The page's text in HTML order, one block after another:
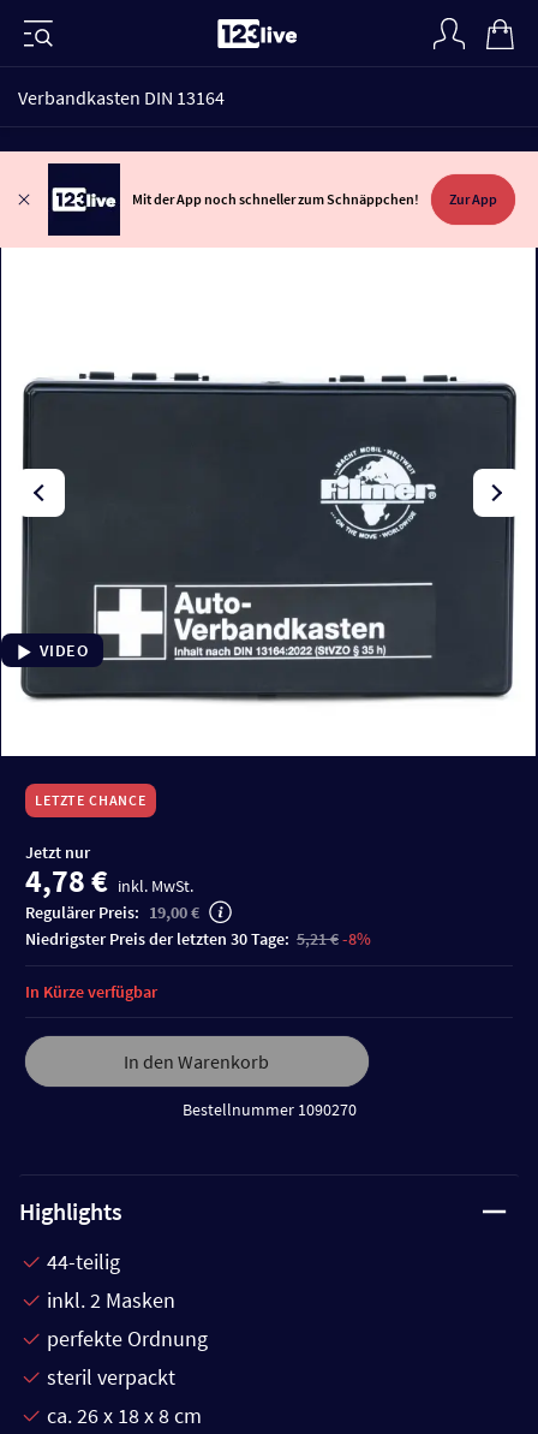
Verbandkasten DIN 13164
Mit der App noch schneller zum Schnäppchen! Zur App
VIDEO
LETZTE CHANCE
Jetzt nur
4,78 € inkl. MwSt.
Regulärer Preis: 19,00 €
niedrigster Preis der letzten 30 Tage: 5,21 €-8%
In den Warenkorb
Bestellnummer 1090270
In Kürze verfügbar
Highlights
44-teilig
inkl. 2 Masken
perfekte Ordnung
steril verpackt
ca. 26 x 18 x 8 cm